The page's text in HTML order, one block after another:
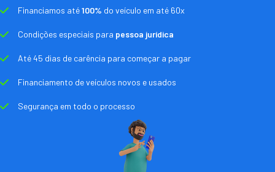
Financiamos até100% do veículo em até 60x
Condições especiais para pessoa jurídica
Até 45 dias de carência para começar a pagar
Financiamento de veículos novos e usados
Segurança em todo o processo